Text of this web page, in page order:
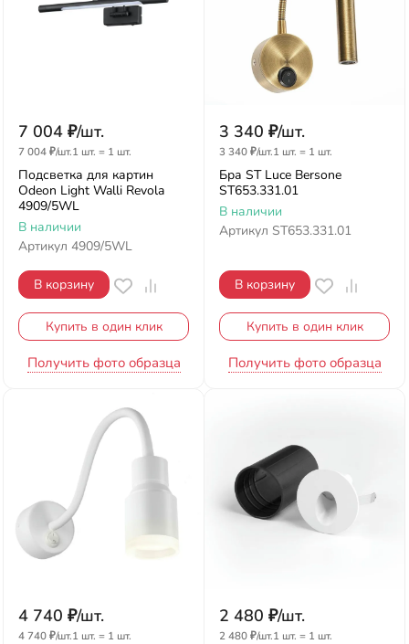
7 004 ₽/шт.
7 004₽/шт.1 шт. = 1 шт.
Подсветка для картин
Odeon Light Walli Revola
4909/5WL
В наличии
Артикул 4909/5WL
В корзину
Купить в один клик
Получить фото образца
3 340 ₽/шт.
3 340₽/шт.1 шт. = 1 шт.
Бра ST Luce Bersone
ST653.331.01
В наличии
Артикул ST653.331.01
В корзину
Купить в один клик
Получить фото образца
4 740 ₽/шт.
4 740₽/шт.1 шт. = 1 шт.
2 480 ₽/шт.
2 480₽/шт.1 шт. = 1 шт.